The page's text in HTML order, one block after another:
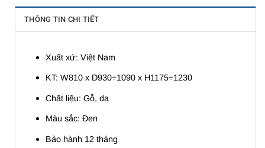
THÔNG TIN CHI TIẾT
Xuất xứ: Việt Nam
KT: W810 x D930÷1090 x H1175÷1230
Chất liệu: Gỗ, da
Màu sắc: Đen
Bảo hành 12 tháng